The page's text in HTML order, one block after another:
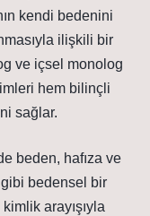
kendi bedenini
ilişkili bir
ve içsel monolog
hem bilinçli
sağlar.
beden, hafıza ve
bedensel bir
arayışıyla